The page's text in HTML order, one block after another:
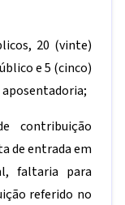
20 (vinte)
e 5 (cinco)
aposentadoria;
contribuição
de entrada em
faltaria para
referido no